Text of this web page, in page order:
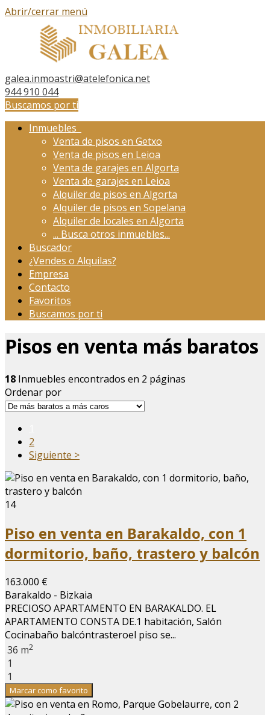
Abrir/cerrar menú
galea.inmoastri@atelefonica.net
944 910 044
Buscamos por ti
Inmuebles
Venta de pisos en Getxo
Venta de pisos en Leioa
Venta de garajes en Algorta
Venta de garajes en Leioa
Alquiler de pisos en Algorta
Alquiler de pisos en Sopelana
Alquiler de locales en Algorta
... Busca otros inmuebles...
Buscador
¿Vendes o Alquilas?
Empresa
Contacto
Favoritos
Buscamos por ti
Pisos en venta más baratos
18 Inmuebles encontrados en 2 páginas
Ordenar por
2
Siguiente >
14
Piso en venta en Barakaldo, con 1
dormitorio, baño, trastero y balcón
163.000 €
Barakaldo - Bizkaia
PRECIOSO APARTAMENTO EN BARAKALDO. EL
APARTAMENTO CONSTA DE.1 habitación, Salón
Cocinabaño balcóntrasteroel piso se...
36 m2
1
1
Marcar como favorito